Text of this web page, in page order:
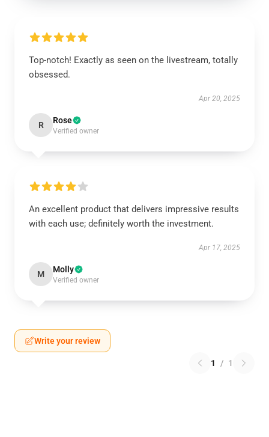
Top-notch! Exactly as seen on the livestream, totally
obsessed.
Apr 20, 2025
R Rose
Verified owner
An excellent product that delivers impressive results
with each use; definitely worth the investment.
Apr 17, 2025
M Molly
Verified owner
Write your review
1 / 1